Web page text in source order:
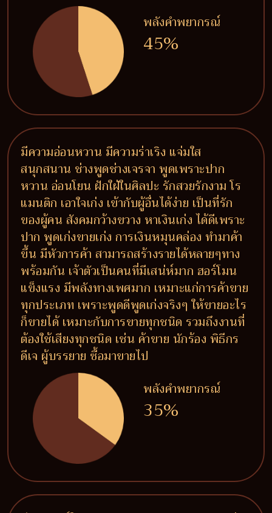
พลังคำพยากรณ์
45%
มีความอ่อนหวาน มีความร่าเริง แจ่มใส
สนุกสนาน ช่างพูดช่างเจรจา พูดเพราะปาก
หวาน อ่อนโยน ฝักใฝ่ในศิลปะ รักสวยรักงาม โร
แมนติก เอาใจเก่ง เข้ากับผู้อื่นได้ง่าย เป็นที่รัก
ของผู้คน สังคมกว้างขวาง หาเงินเก่ง ได้ดีเพราะ
ปาก พูดเก่งขายเก่ง การเงินหมุนคล่อง ทำมาค้า
ขึ้น มีหัวการค้า สามารถสร้างรายได้หลายๆทาง
พร้อมกัน เจ้าตัวเป็นคนที่มีเสน่ห์มาก ฮอร์โมน
แข็งแรง มีพลังทางเพศมาก เหมาะแก่การค้าขาย
ทุกประเภท เพราะพูดดีพูดเก่งจริงๆ ให้ขายอะไร
ก็ขายได้ เหมาะกับการขายทุกชนิด รวมถึงงานที่
ต้องใช้เสียงทุกชนิด เช่น ค้าขาย นักร้อง พิธีกร
ดีเจ ผู้บรรยาย ซื้อมาขายไป
พลังคำพยากรณ์
35%